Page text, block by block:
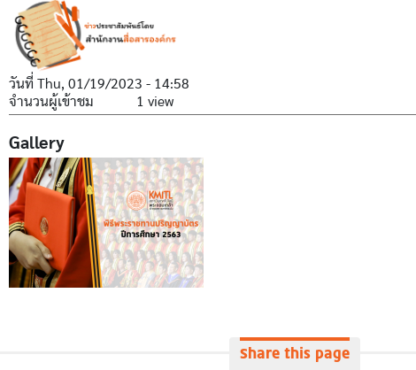
วันที่Thu, 01/19/2023 - 14:58
จำนวนผู้เข้าชม
1 view
Gallery
Share this page